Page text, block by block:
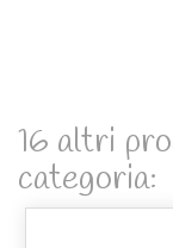
16 altri
categoria: